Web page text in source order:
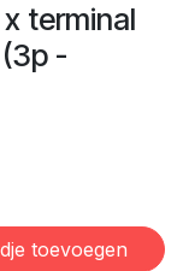
terminal
-
toevoegen